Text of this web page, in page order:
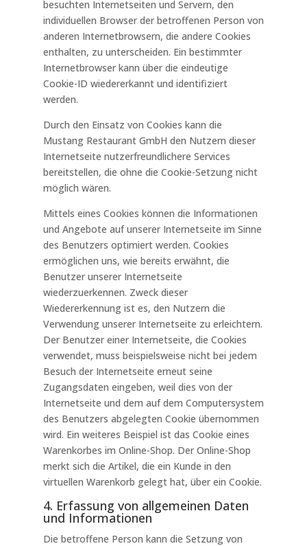
besuchten Internetseiten und Servern, den
individuellen Browser der betroffenen Person von
anderen Internetbrowsern, die andere Cookies
enthalten, zu unterscheiden. Ein bestimmter
Internetbrowser kann über die eindeutige
Cookie-ID wiedererkannt und identifiziert
werden.
Durch den Einsatz von Cookies kann die
Mustang Restaurant GmbH den Nutzern dieser
Internetseite nutzerfreundlichere Services
bereitstellen, die ohne die Cookie-Setzung nicht
möglich wären.
Mittels eines Cookies können die Informationen
und Angebote auf unserer Internetseite im Sinne
des Benutzers optimiert werden. Cookies
ermöglichen uns, wie bereits erwähnt, die
Benutzer unserer Internetseite
wiederzuerkennen. Zweck dieser
Wiedererkennung ist es, den Nutzern die
Verwendung unserer Internetseite zu erleichtern.
Der Benutzer einer Internetseite, die Cookies
verwendet, muss beispielsweise nicht bei jedem
Besuch der Internetseite erneut seine
Zugangsdaten eingeben, weil dies von der
Internetseite und dem auf dem Computersystem
des Benutzers abgelegten Cookie übernommen
wird. Ein weiteres Beispiel ist das Cookie eines
Warenkorbes im Online-Shop. Der Online-Shop
merkt sich die Artikel, die ein Kunde in den
virtuellen Warenkorb gelegt hat, über ein Cookie.
4. Erfassung von allgemeinen Daten
und Informationen
Die betroffene Person kann die Setzung von